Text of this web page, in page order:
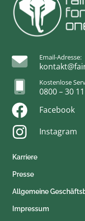
Email-Adresse:
Kostenlose
0800 – 30
Facebook
Instagram
Karriere
Presse
Allgemeine
Impressum